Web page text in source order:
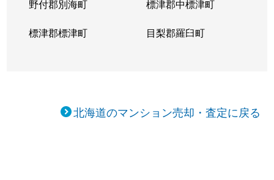
野付郡別海町 標津郡中標津町
標津郡標津町 目梨郡羅臼町
北海道のマンション売却・査定に戻る